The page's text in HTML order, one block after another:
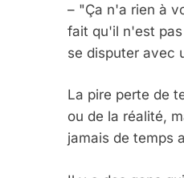
– "Ça n'a rien à
fait qu'il n'est
se disputer avec
La pire perte de
ou de la réalité,
jamais de temps